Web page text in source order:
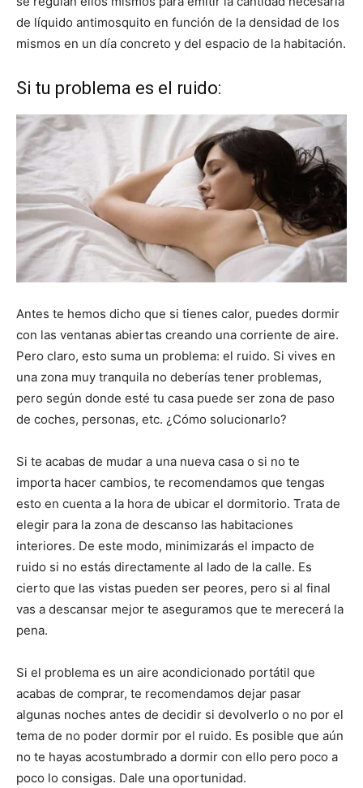
de líquido antimosquito en función de la densidad de los
mismos en un día concreto y del espacio de la habitación.
Si tu problema es el ruido:
Antes te hemos dicho que si tienes calor, puedes dormir
con las ventanas abiertas creando una corriente de aire.
Pero claro, esto suma un problema: el ruido. Si vives en
una zona muy tranquila no deberías tener problemas,
pero según donde esté tu casa puede ser zona de paso
de coches, personas, etc. ¿Cómo solucionarlo?
Si te acabas de mudar a una nueva casa o si no te
importa hacer cambios, te recomendamos que tengas
esto en cuenta a la hora de ubicar el dormitorio. Trata de
elegir para la zona de descanso las habitaciones
interiores. De este modo, minimizarás el impacto de
ruido si no estás directamente al lado de la calle. Es
cierto que las vistas pueden ser peores, pero si al final
vas a descansar mejor te aseguramos que te merecerá la
pena.
Si el problema es un aire acondicionado portátil que
acabas de comprar, te recomendamos dejar pasar
algunas noches antes de decidir si devolverlo o no por el
tema de no poder dormir por el ruido. Es posible que aún
no te hayas acostumbrado a dormir con ello pero poco a
poco lo consigas. Dale una oportunidad.